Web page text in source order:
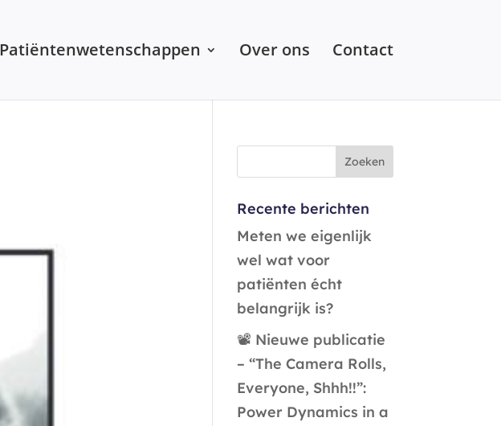
Patiëntenwetenschappen Over ons Contact
Recente berichten
Meten we eigenlijk
wel wat voor
patiënten écht
belangrijk is?
📽️ Nieuwe publicatie
– “The Camera Rolls,
Everyone, Shhh!!”:
Power Dynamics in a